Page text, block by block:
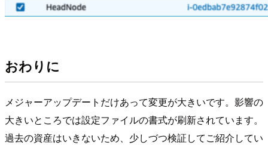
おわりに
メジャーアップデートだけあって変更が大きいです。影響の
大きいところでは設定ファイルの書式が刷新されています。
過去の資産はいきないため、少しづつ検証してご紹介してい